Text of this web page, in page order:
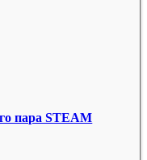
пара STEAM